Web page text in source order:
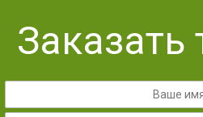
Заказать